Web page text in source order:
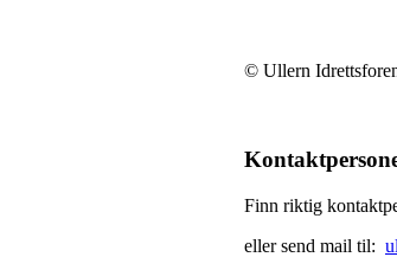
© Ullern
Finn riktig
eller send mail til: